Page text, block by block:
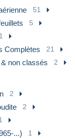
51
5
1
Complètes 21
non classés 2
2
2
...) 1